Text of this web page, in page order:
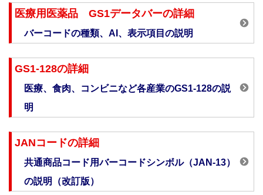
医療用医薬品 GS1データバーの詳細
バーコードの種類、AI、表示項目の説明
GS1-128の詳細
医療、食肉、コンビニなど各産業のGS1-128の説
明
JANコードの詳細
共通商品コード用バーコードシンボル（JAN-13）
の説明（改訂版）